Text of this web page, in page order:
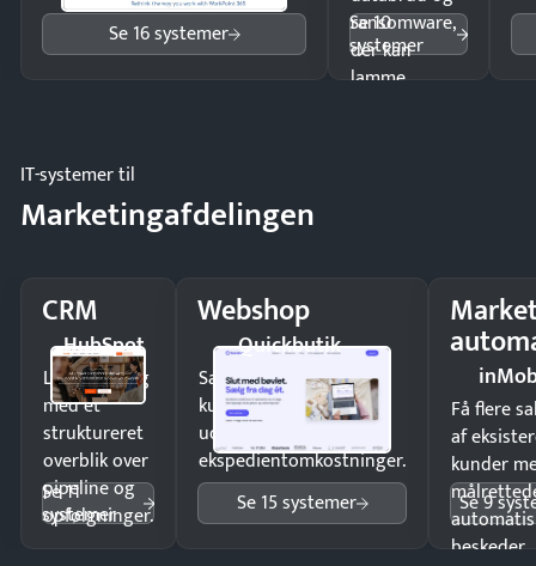
Se 16 systemer
ransomware,
der kan
lamme
Se 10
systemer
IT-systemer til
Marketingafdelingen
CRM
HubSpot
Luk flere salg
med et
struktureret
overblik over
pipeline og
opfølgninger.
Se 11
systemer
Webshop
Quickbutik
Sælg produkter 24/7 til
kunder i hele landet
uden
ekspedientomkostninger.
Se 15 systemer
Få flere
af
kunder
beskeder.
Se 9